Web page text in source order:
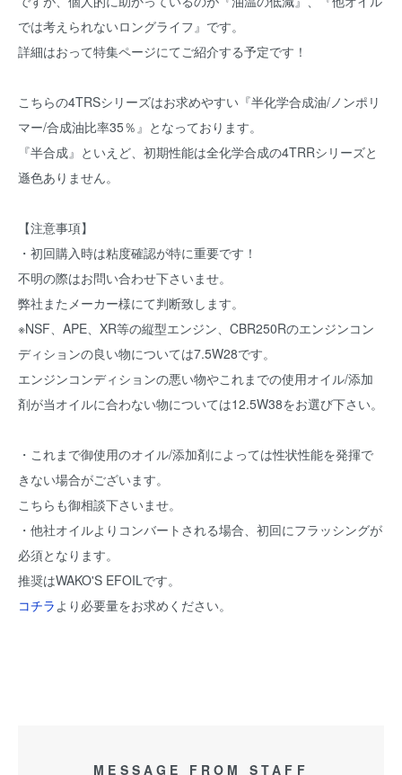
では考えられないロングライフ』です。
詳細はおって特集ページにてご紹介する予定です！
こちらの4TRSシリーズはお求めやすい『半化学合成油/ノンポリ
マー/合成油比率35％』となっております。
『半合成』といえど、初期性能は全化学合成の4TRRシリーズと
遜色ありません。
【注意事項】
・初回購入時は粘度確認が特に重要です！
不明の際はお問い合わせ下さいませ。
弊社またメーカー様にて判断致します。
※NSF、APE、XR等の縦型エンジン、CBR250Rのエンジンコン
ディションの良い物については7.5W28です。
エンジンコンディションの悪い物やこれまでの使用オイル/添加
剤が当オイルに合わない物については12.5W38をお選び下さい。
・これまで御使用のオイル/添加剤によっては性状性能を発揮で
きない場合がございます。
こちらも御相談下さいませ。
・他社オイルよりコンバートされる場合、初回にフラッシングが
必須となります。
推奨はWAKO'S EFOILです。
コチラより必要量をお求めください。
MESSAGE FROM STAFF